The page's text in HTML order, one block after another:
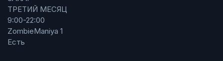
ТРЕТИЙ МЕСЯЦ
9:00-22:00
ZombieManiya 1
Есть